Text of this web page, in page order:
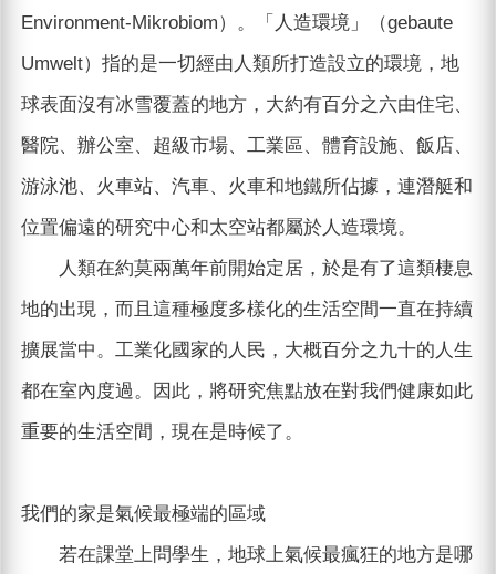
Environment-Mikrobiom）。「人造環境」（gebaute
Umwelt）指的是一切經由人類所打造設立的環境，地
球表面沒有冰雪覆蓋的地方，大約有百分之六由住宅、
醫院、辦公室、超級市場、工業區、體育設施、飯店、
游泳池、火車站、汽車、火車和地鐵所佔據，連潛艇和
位置偏遠的研究中心和太空站都屬於人造環境。
人類在約莫兩萬年前開始定居，於是有了這類棲息
地的出現，而且這種極度多樣化的生活空間一直在持續
擴展當中。工業化國家的人民，大概百分之九十的人生
都在室內度過。因此，將研究焦點放在對我們健康如此
重要的生活空間，現在是時候了。
我們的家是氣候最極端的區域
若在課堂上問學生，地球上氣候最瘋狂的地方是哪